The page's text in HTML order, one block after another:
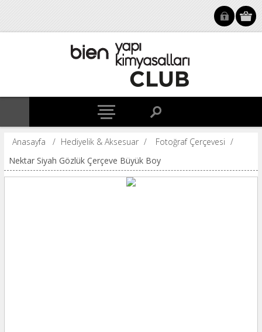
Anasayfa / Hediyelik & Aksesuar / Fotoğraf Çerçevesi /
Nektar Siyah Gözlük Çerçeve Büyük Boy